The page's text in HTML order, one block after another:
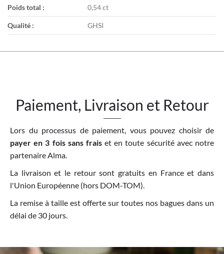
Poids total : 0,54 ct
Qualité : GHSI
Paiement, Livraison et Retour
Lors du processus de paiement, vous pouvez choisir de
payer en 3 fois sans fraiset en toute sécurité avec notre
partenaire Alma.
La livraison et le retour sont gratuits en France et dans
l'Union Européenne (hors DOM-TOM).
La remise à taille est offerte sur toutes nos bagues dans un
délai de 30 jours.